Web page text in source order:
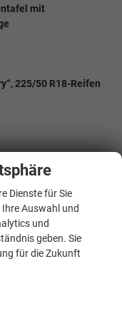
mit
225/50 R18-Reifen
und
(bis 210 km/h)
Dienste für Sie
Auswahl und
und
geben. Sie
für die Zukunft